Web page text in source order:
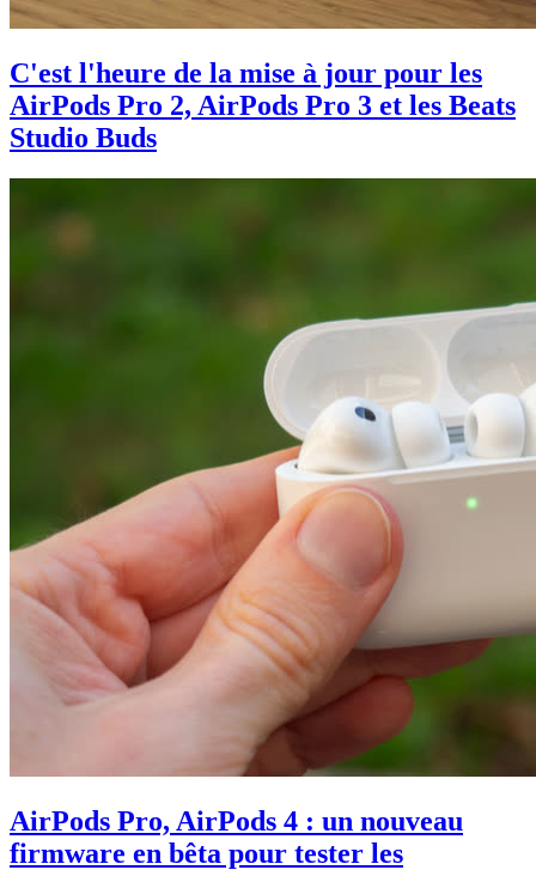
C'est l'heure de la mise à jour pour les
AirPods Pro 2, AirPods Pro 3 et les Beats
Studio Buds
AirPods Pro, AirPods 4 : un nouveau
firmware en bêta pour tester les